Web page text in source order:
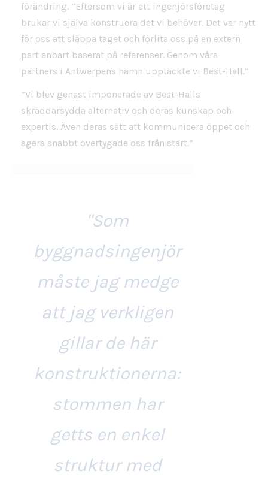
förändring. ”Eftersom vi är ett ingenjörsföretag
brukar vi själva konstruera det vi behöver. Det var nytt
för oss att släppa taget och förlita oss på en extern
part enbart baserat på referenser. Genom våra
partners i Antwerpens hamn upptäckte vi Best-Hall.”
”Vi blev genast imponerade av Best-Halls
skräddarsydda alternativ och deras kunskap och
expertis. Även deras sätt att kommunicera öppet och
agera snabbt övertygade oss från start.”
"Som
byggnadsingenjör
måste jag medge
att jag verkligen
gillar de här
konstruktionerna:
stommen har
getts en enkel
struktur med